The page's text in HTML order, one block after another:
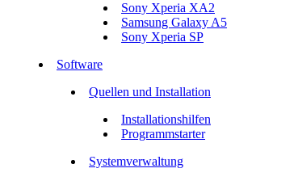
Sony Xperia XA2
Samsung Galaxy A5
Sony Xperia SP
Software
Quellen und Installation
Installationshilfen
Programmstarter
Systemverwaltung